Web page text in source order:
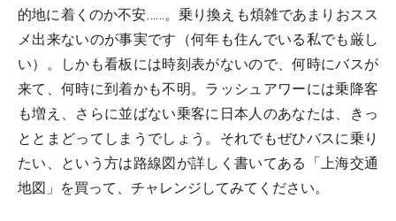
的地に着くのか不安……。乗り換えも煩雑であまりおスス
メ出来ないのが事実です（何年も住んでいる私でも厳し
い）。しかも看板には時刻表がないので、何時にバスが
来て、何時に到着かも不明。ラッシュアワーには乗降客
も増え、さらに並ばない乗客に日本人のあなたは、きっ
ととまどってしまうでしょう。それでもぜひバスに乗り
たい、という方は路線図が詳しく書いてある「上海交通
地図」を買って、チャレンジしてみてください。